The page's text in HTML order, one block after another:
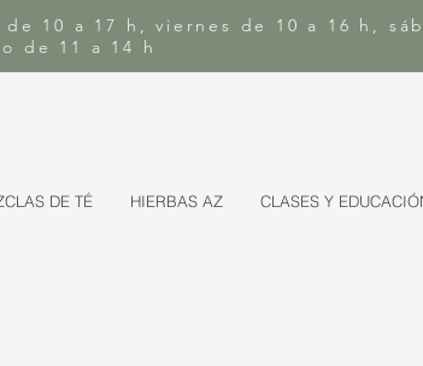
10 a 17 h, viernes de 10 a 16 h,
de 11 a 14 h
DE TÉ HIERBAS AZ CLASES Y